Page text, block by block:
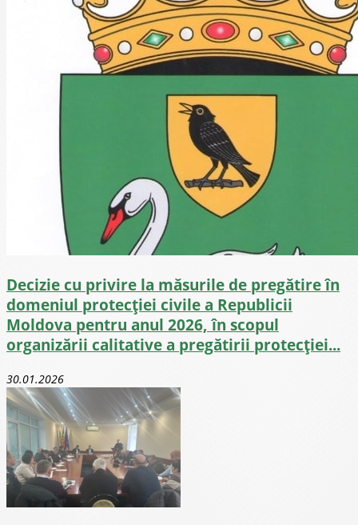
Decizie cu privire la măsurile de pregătire în
domeniul protecției civile a Republicii
Moldova pentru anul 2026, în scopul
organizării calitative a pregătirii protecției...
30.01.2026